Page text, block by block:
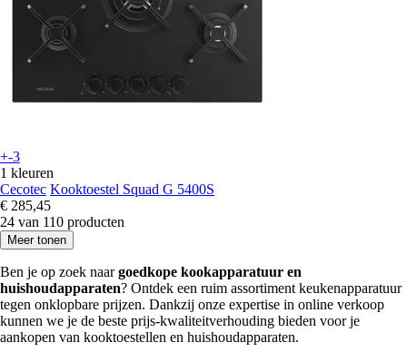
+-3
1 kleuren
Cecotec Kooktoestel Squad G 5400S
€ 285,45
24 van 110 producten
Meer tonen
Ben je op zoek naargoedkope kookapparatuur en
huishoudapparaten? Ontdek een ruim assortiment keukenapparatuur
tegen onklopbare prijzen. Dankzij onze expertise in online verkoop
kunnen we je de beste prijs-kwaliteitverhouding bieden voor je
aankopen van kooktoestellen en huishoudapparaten.